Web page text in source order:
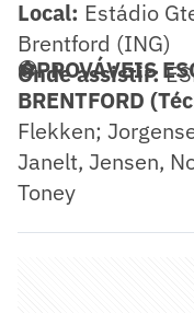
Local: Estádio
Brentford (ING)
Onde assistir:
⚽PROVÁVEIS
BRENTFORD
Flekken;
Janelt, Jensen,
Toney